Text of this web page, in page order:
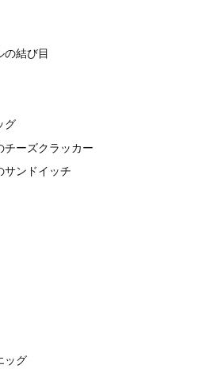
の結び目
グ
チーズクラッカー
サンドイッチ
ッグ